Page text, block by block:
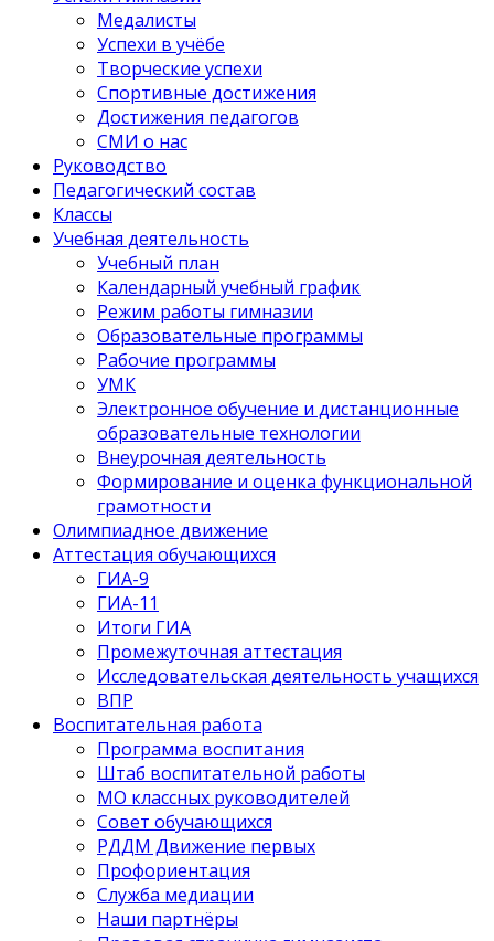
Медалисты
Успехи в учёбе
Творческие успехи
Спортивные достижения
Достижения педагогов
СМИ о нас
Руководство
Педагогический состав
Классы
Учебная деятельность
Учебный план
Календарный учебный график
Режим работы гимназии
Образовательные программы
Рабочие программы
УМК
Электронное обучение и дистанционные
образовательные технологии
Внеурочная деятельность
Формирование и оценка функциональной
грамотности
Олимпиадное движение
Аттестация обучающихся
ГИА-9
ГИА-11
Итоги ГИА
Промежуточная аттестация
Исследовательская деятельность учащихся
ВПР
Воспитательная работа
Программа воспитания
Штаб воспитательной работы
МО классных руководителей
Совет обучающихся
РДДМ Движение первых
Профориентация
Служба медиации
Наши партнёры